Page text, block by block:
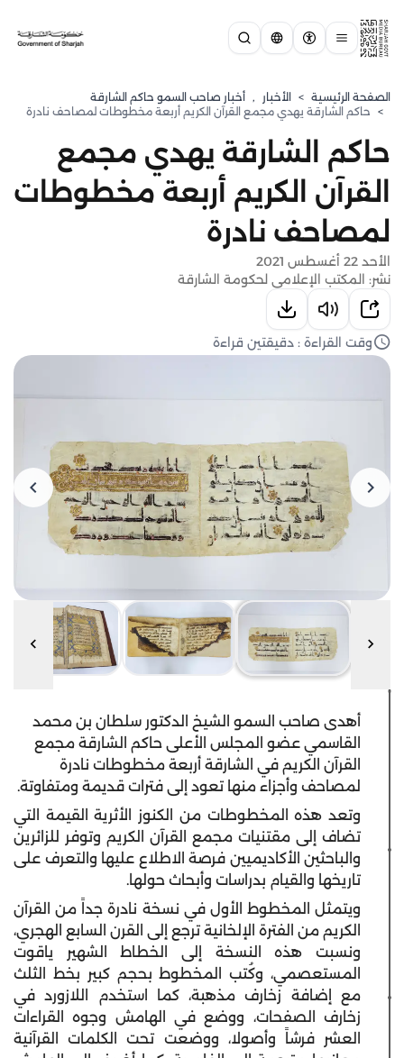
الصفحة الرئيسية > الأخبار , أخبار صاحب السمو حاكم الشارقة
> حاكم الشارقة يهدي مجمع القرآن الكريم أربعة مخطوطات لمصاحف نادرة
حاكم الشارقة يهدي مجمع
القرآن الكريم أربعة مخطوطات
لمصاحف نادرة
الأحد 22 أغسطس 2021
نشر: المكتب الإعلامي لحكومة الشارقة
وقت القراءة : دقيقتين قراءة
أهدى صاحب السمو الشيخ الدكتور سلطان بن محمد
القاسمي عضو المجلس الأعلى حاكم الشارقة مجمع
القرآن الكريم في الشارقة أربعة مخطوطات نادرة
لمصاحف وأجزاء منها تعود إلى فترات قديمة ومتفاوتة.
وتعد هذه المخطوطات من الكنوز الأثرية القيمة التي
تضاف إلى مقتنيات مجمع القرآن الكريم وتوفر للزائرين
والباحثين الأكاديميين فرصة الاطلاع عليها والتعرف على
تاريخها والقيام بدراسات وأبحاث حولها.
ويتمثل المخطوط الأول في نسخة نادرة جداً من القرآن
الكريم من الفترة الإلخانية ترجع إلى القرن السابع الهجري،
ونسبت هذه النسخة إلى الخطاط الشهير ياقوت
المستعصمي، وكُتب المخطوط بحجم كبير بخط الثلث
مع إضافة زخارف مذهبة، كما استخدم اللازورد في
زخارف الصفحات، ووضع في الهامش وجوه القراءات
العشر فرشاً وأصولا، ووضعت تحت الكلمات القرآنية